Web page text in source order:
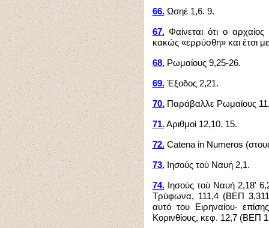
66.Ωσηέ 1,6. 9.
67.Φαίνεται ότι ο
κακώς «ερρύσθη» και έτσι
68.Ρωμαίους 9,25-26.
69.Έξοδος 2,21.
70.Παράβαλλε Ρωμαίους
71.Αριθμοί 12,10. 15.
72.Catena in Numeros
73.Ιησούς τού Ναυή 2,1.
74.Ιησούς τού Ναυή 2,18'
Τρύφωνα, 111,4 (ΒΕΠ
αυτό του Ειρηναίου·
Κορινθίους, κεφ. 12,7 (ΒΕΠ